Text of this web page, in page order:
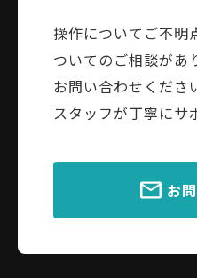
操作についてご不明
ついてのご相談があ
お問い合わせくださ
スタッフが丁寧にサ
お